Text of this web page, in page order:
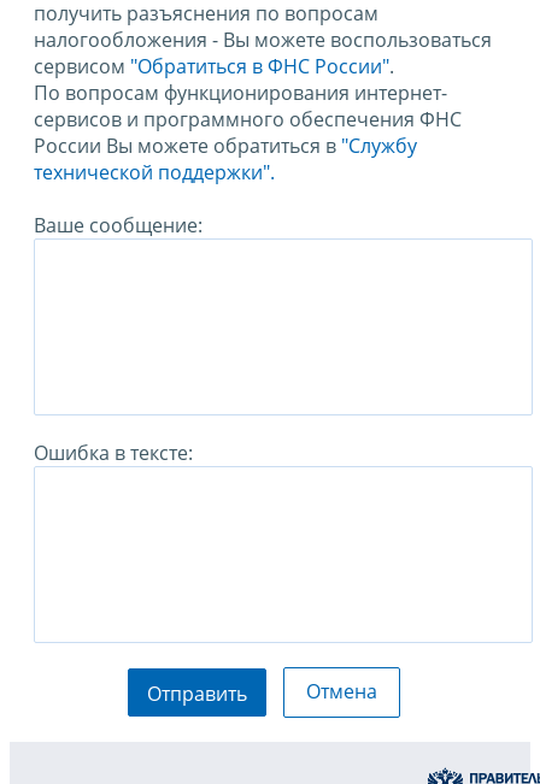
получить разъяснения по вопросам
налогообложения - Вы можете воспользоваться
сервисом "Обратиться в ФНС России".
По вопросам функционирования интернет-
сервисов и программного обеспечения ФНС
России Вы можете обратиться в "Службу
технической поддержки".
Ваше сообщение:
Ошибка в тексте:
Отправить Отмена